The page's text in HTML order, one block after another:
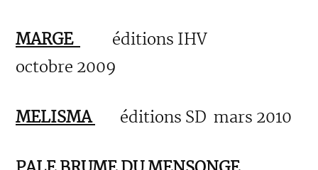
MARGE
éditions IHV
octobre 2009
MELISMA éditions SD mars 2010